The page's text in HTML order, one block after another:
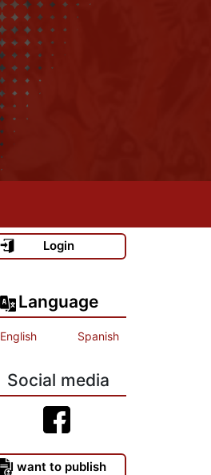
Login
Language
English Spanish
Social media
I want to publish